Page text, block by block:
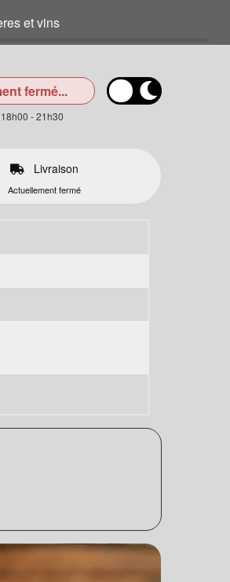
et vins
fermé...
- 21h30
Livraison
Actuellement fermé